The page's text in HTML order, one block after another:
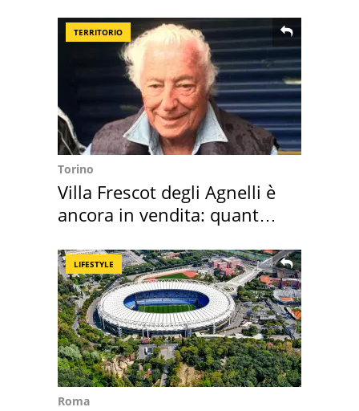
TERRITORIO
Torino
Villa Frescot degli Agnelli è
ancora in vendita: quanto
LIFESTYLE
Roma